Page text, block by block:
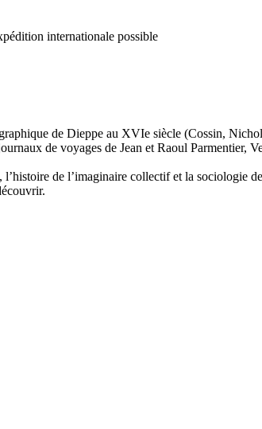
internationale possible
de Dieppe au XVIe siècle (Cossin,
de voyages de Jean et Raoul
de l’imaginaire collectif et la sociologie